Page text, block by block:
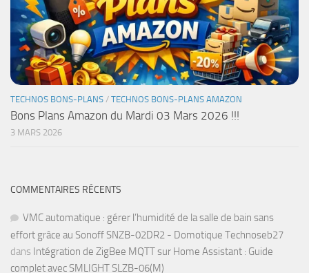
TECHNOS BONS-PLANS / TECHNOS BONS-PLANS AMAZON
Bons Plans Amazon du Mardi 03 Mars 2026 !!!
3 MARS 2026
COMMENTAIRES RÉCENTS
VMC automatique : gérer l’humidité de la salle de bain sans
effort grâce au Sonoff SNZB-02DR2 - Domotique Technoseb27
dans Intégration de ZigBee MQTT sur Home Assistant : Guide
complet avec SMLIGHT SLZB-06(M)